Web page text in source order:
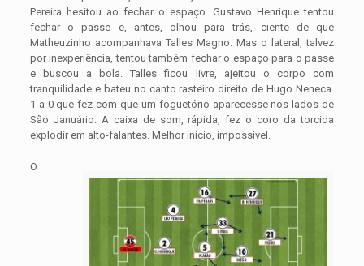
Pereira hesitou ao fechar o espaço. Gustavo Henrique tentou
fechar o passe e, antes, olhou para trás, ciente de que
Matheuzinho acompanhava Talles Magno. Mas o lateral, talvez
por inexperiência, tentou também fechar o espaço para o passe
e buscou a bola. Talles ficou livre, ajeitou o corpo com
tranquilidade e bateu no canto rasteiro direito de Hugo Neneca.
1 a 0 que fez com que um foguetório aparecesse nos lados de
São Januário. A caixa de som, rápida, fez o coro da torcida
explodir em alto-falantes. Melhor início, impossível.
O